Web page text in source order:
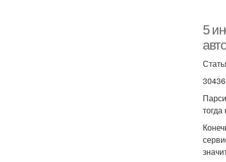
5
30436